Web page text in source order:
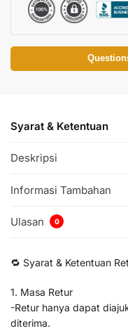
Syarat & Ketentuan
Deskripsi
Informasi Tambahan
Ulasan 0
🔁 Syarat & Ketentuan
1. Masa Retur
-Retur hanya dapat
diterima.